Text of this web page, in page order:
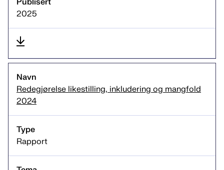
2025
Redegjørelse likestilling, inkludering og mangfold
2024
Rapport